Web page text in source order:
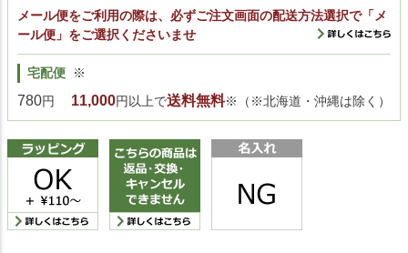
メール便をご利用の際は、必ずご注文画面の配送方法選択で「メ
ール便」をご選択くださいませ
宅配便
780円
※
11,000円以上で送料無料※（※北海道・沖縄は除く）